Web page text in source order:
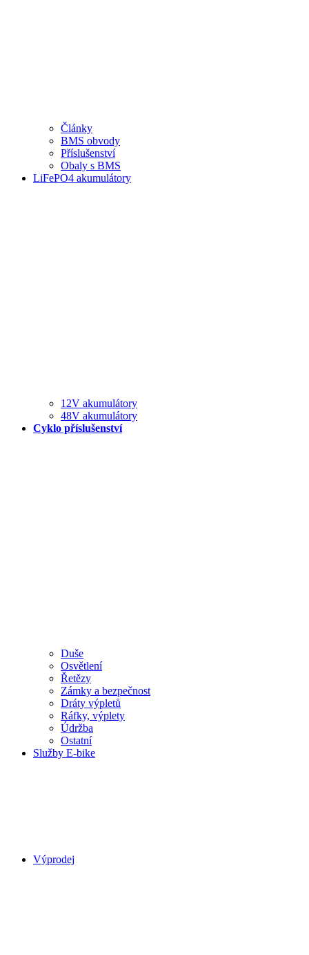
Články
BMS obvody
Příslušenství
Obaly s BMS
LiFePO4 akumulátory
12V akumulátory
48V akumulátory
Cyklo příslušenství
Duše
Osvětlení
Řetězy
Zámky a bezpečnost
Dráty výpletů
Ráfky, výplety
Údržba
Ostatní
Služby E-bike
Výprodej